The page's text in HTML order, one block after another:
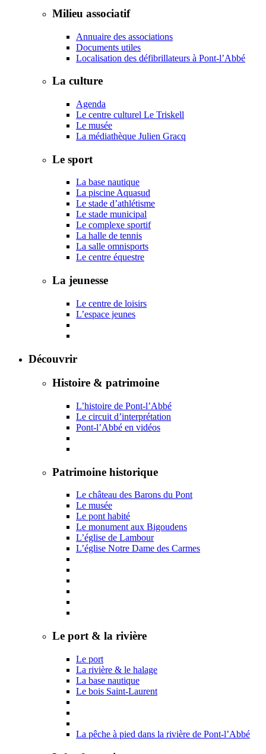
Milieu associatif
Annuaire des associations
Documents utiles
Localisation des défibrillateurs à Pont-l’Abbé
La culture
Agenda
Le centre culturel Le Triskell
Le musée
La médiathèque Julien Gracq
Le sport
La base nautique
La piscine Aquasud
Le stade d’athlétisme
Le stade municipal
Le complexe sportif
La halle de tennis
La salle omnisports
Le centre équestre
La jeunesse
Le centre de loisirs
L’espace jeunes
Découvrir
Histoire & patrimoine
L’histoire de Pont-l’Abbé
Le circuit d’interprétation
Pont-l’Abbé en vidéos
Patrimoine historique
Le château des Barons du Pont
Le musée
Le pont habité
Le monument aux Bigoudens
L’église de Lambour
L’église Notre Dame des Carmes
Le port & la rivière
Le port
La rivière & le halage
La base nautique
Le bois Saint-Laurent
La pêche à pied dans la rivière de Pont-l’Abbé